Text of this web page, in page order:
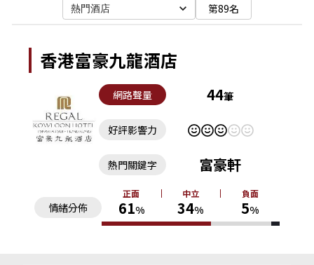
熱門酒店 第89名
香港富豪九龍酒店
網路聲量 44筆
好評影響力
情緒分佈
正面
61%
中立
34%
負面
5%
熱門關鍵字 富豪軒